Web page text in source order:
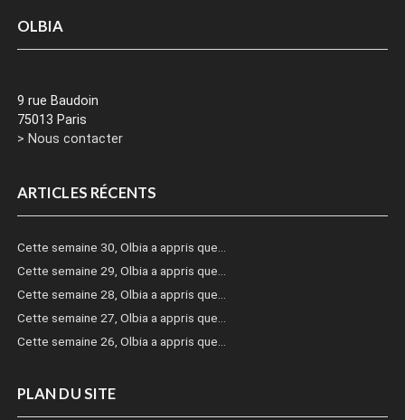
OLBIA
9 rue Baudoin
75013 Paris
> Nous contacter
ARTICLES RÉCENTS
Cette semaine 30, Olbia a appris que…
Cette semaine 29, Olbia a appris que…
Cette semaine 28, Olbia a appris que…
Cette semaine 27, Olbia a appris que…
Cette semaine 26, Olbia a appris que…
PLAN DU SITE